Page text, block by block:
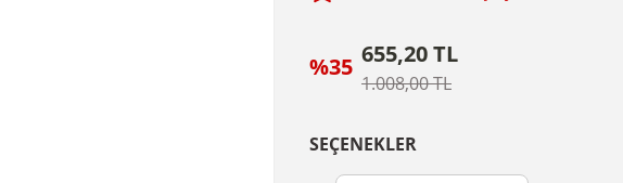
%35 655,20 TL
1.008,00 TL
SEÇENEKLER